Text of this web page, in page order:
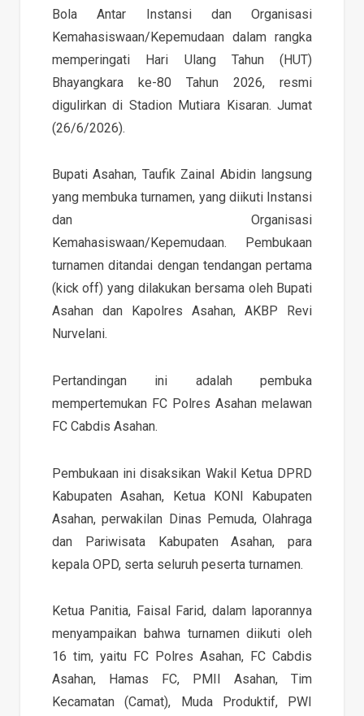
Bola Antar Instansi dan Organisasi
Kemahasiswaan/Kepemudaan dalam rangka
memperingati Hari Ulang Tahun (HUT)
Bhayangkara ke-80 Tahun 2026, resmi
digulirkan di Stadion Mutiara Kisaran. Jumat
(26/6/2026).
Bupati Asahan, Taufik Zainal Abidin langsung
yang membuka turnamen, yang diikuti Instansi
dan Organisasi
Kemahasiswaan/Kepemudaan. Pembukaan
turnamen ditandai dengan tendangan pertama
(kick off) yang dilakukan bersama oleh Bupati
Asahan dan Kapolres Asahan, AKBP Revi
Nurvelani.
Pertandingan ini adalah pembuka
mempertemukan FC Polres Asahan melawan
FC Cabdis Asahan.
Pembukaan ini disaksikan Wakil Ketua DPRD
Kabupaten Asahan, Ketua KONI Kabupaten
Asahan, perwakilan Dinas Pemuda, Olahraga
dan Pariwisata Kabupaten Asahan, para
kepala OPD, serta seluruh peserta turnamen.
Ketua Panitia, Faisal Farid, dalam laporannya
menyampaikan bahwa turnamen diikuti oleh
16 tim, yaitu FC Polres Asahan, FC Cabdis
Asahan, Hamas FC, PMII Asahan, Tim
Kecamatan (Camat), Muda Produktif, PWI